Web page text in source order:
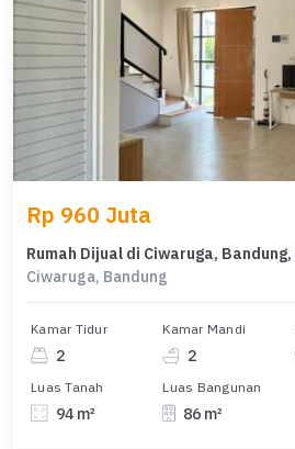
Rp 960 Juta
Ciwaruga, Bandung
Kamar Tidur
2
Kamar Mandi
2
Luas Tanah
94 m²
Luas Bangunan
86 m²